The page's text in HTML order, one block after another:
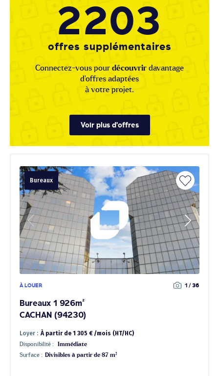
2203
offres supplémentaires
Connectez-vous pour découvrir davantage
d'offres adaptées
à votre projet.
Voir plus d'offres
Bureaux
À LOUER 1 / 36
Bureaux 1 926m²
CACHAN (94230)
Loyer : À partir de 1 305 € /mois (HT/HC)
Disponibilité :
Immédiate
Surface : Divisibles à partir de 87 m²